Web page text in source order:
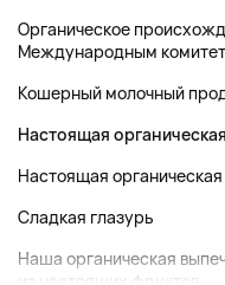
Органическое
Международным
Кошерный молочный
Настоящая
Настоящая органическая
Сладкая глазурь
Наша органическая